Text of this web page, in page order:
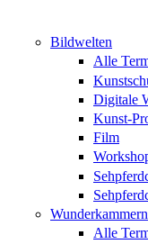
Bildwelten
Alle
Digitale
Kunst-
Film
Wunderkammern
Alle